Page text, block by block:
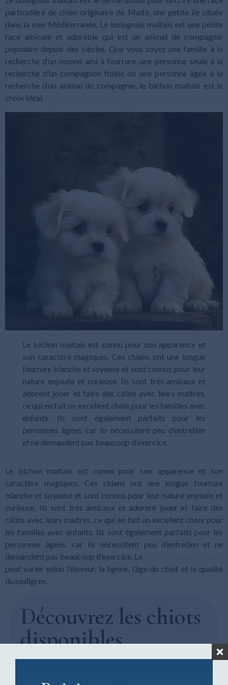
particulière de chien originaire de Malte, une petite île située
dans la mer Méditerranée. Le bolognais maltais est une petite
race amicale et adorable qui est un animal de compagnie
populaire depuis des siècles. Que vous soyez une famille à la
recherche d’un nouvel ami à fourrure, une personne seule à la
recherche d’un compagnon fidèle ou une personne âgée à la
recherche d’un animal de compagnie, le bichon maltais est le
choix idéal.
Le bichon maltais est connu pour son apparence et
son caractère magiques. Ces chiens ont une longue
fourrure blanche et soyeuse et sont connus pour leur
nature enjouée et curieuse. Ils sont très amicaux et
adorent jouer et faire des câlins avec leurs maîtres,
ce qui en fait un excellent choix pour les familles avec
enfants. Ils sont également parfaits pour les
personnes âgées, car ils nécessitent peu d’entretien
et ne demandent pas beaucoup d’exercice.
Le bichon maltais est connu pour son apparence et son
caractère magiques. Ces chiens ont une longue fourrure
blanche et soyeuse et sont connus pour leur nature enjouée et
curieuse. Ils sont très amicaux et adorent jouer et faire des
câlins avec leurs maîtres, ce qui en fait un excellent choix pour
les familles avec enfants. Ils sont également parfaits pour les
personnes âgées, car ils nécessitent peu d’entretien et ne
demandent pas beaucoup d’exercice. Le
peut varier selon l’éleveur, la lignée, l’âge du chiot et la qualité
du pedigree.
Découvrez les chiots
disponibles